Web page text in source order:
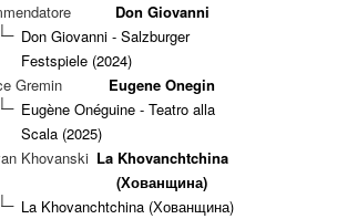
Don Giovanni
Don Giovanni - Salzburger
Festspiele (2024)
Gremin
Eugene Onegin
Eugène Onéguine - Teatro alla
Scala (2025)
Khovanski La Khovanchtchina
(Хованщина)
La Khovanchtchina (Хованщина)